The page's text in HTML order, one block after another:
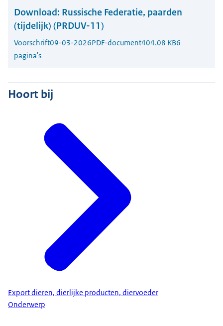
Download: Russische Federatie, paarden
(tijdelijk) (PRDUV-11)
Voorschrift09-03-2026PDF-document404.08 KB6
pagina's
Hoort bij
Export dieren, dierlijke producten, diervoeder
Onderwerp